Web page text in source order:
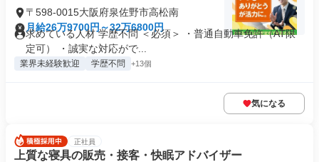
〒598-0015大阪府泉佐野市高松南
月給26万9700円～32万6800円
求めている人材 学歴不問 ＜必須＞ ・普通自動車免許（AT限
定可） ・誠実な対応がで...
業界未経験歓迎 学歴不問 +13個
気になる
正社員
上質な寝具の販売・接客・快眠アドバイザー